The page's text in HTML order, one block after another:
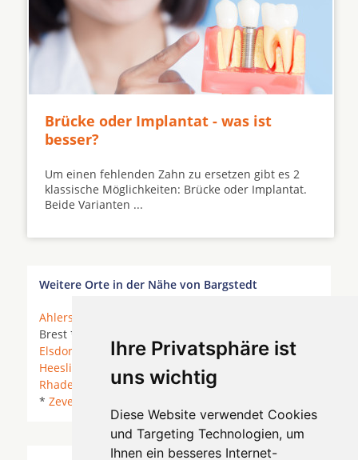
Ihre Privatsphäre ist
uns wichtig
Diese Website verwendet Cookies
und Targeting Technologien, um
Ihnen ein besseres Internet-
Brücke oder Implantat - was ist
besser?
Um einen fehlenden Zahn zu ersetzen gibt es 2
klassische Möglichkeiten: Brücke oder Implantat.
Beide Varianten ...
Weitere Orte in der Nähe von Bargstedt
Ahlerstedt
Brest *
Elsdorf
* Farven *Fredenbeck*Harsefeld*
Heeslingen
* Horneburg * Kutenholz *
Rhade
* Sauensiek *Selsingen*
* Zeven